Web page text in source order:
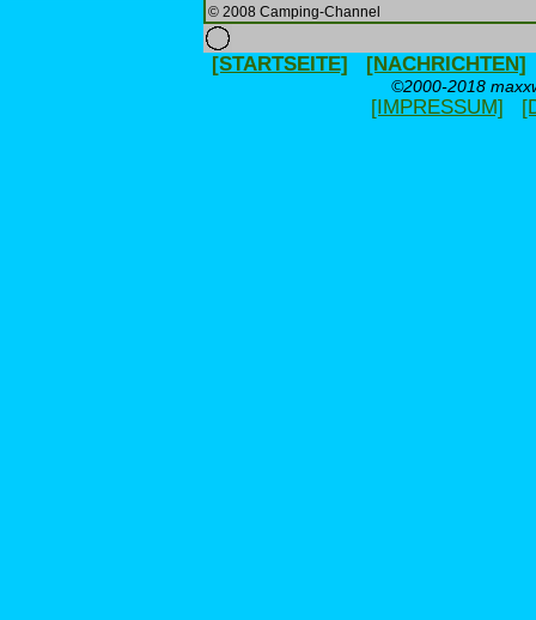
© 2008 Camping-Channel
[STARTSEITE] [NACHRICHTEN]
©2000-2018
[IMPRESSUM]